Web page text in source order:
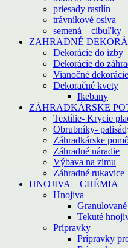
priesady rastlín
trávnikové osiva
semená – cibuľky
ZAHRADNÉ
Dekorácie do izby
Dekorácie do
Vianočné dekorácie
Dekoračné kvety
Ikebany
ZÁHRADKÁRSKE
Textílie- Krycie
Obrubníky-
Záhradkárske
Záhradné náradie
Výbava na zimu
Záhradné rukavice
HNOJIVA – CHÉMIA
Hnojiva
Tekuté
Prípravky
Prípravky